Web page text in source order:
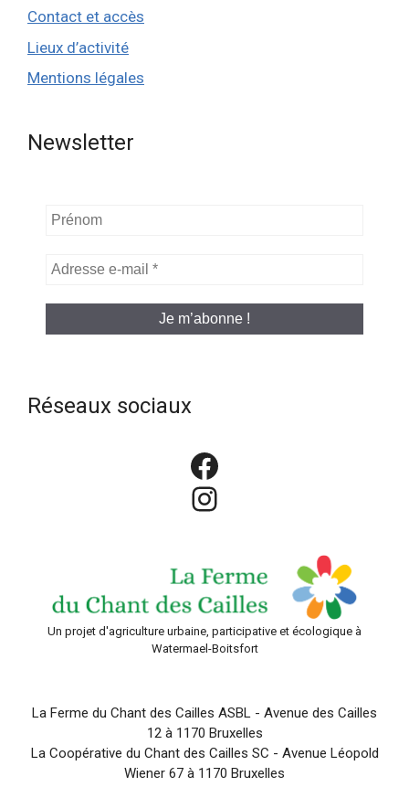
Contact et accès
Lieux d’activité
Mentions légales
Newsletter
Prénom
Adresse
mail
Réseaux sociaux
Facebook
Instagram
Un projet d'agriculture urbaine, participative et écologique à
Watermael-Boitsfort
La Ferme du Chant des Cailles ASBL - Avenue des Cailles
12 à 1170 Bruxelles
La Coopérative du Chant des Cailles SC - Avenue Léopold
Wiener 67 à 1170 Bruxelles